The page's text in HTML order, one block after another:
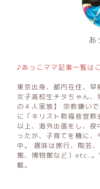
あ
♪あっこママ記事一覧は
東京出身、都内在住、
女子高校生チタちゃん
の４人家族】 宗教嫌い
に「キリスト教福音宣
以上、海外出張をし、
ったが、子育てを機に
中。 趣味は旅行、陶芸
館、博物館など）etc..。
載。